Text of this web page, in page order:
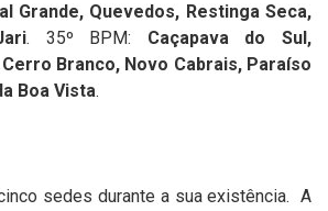
Grande, Quevedos, Restinga Seca,
. 35º BPM: Caçapava do Sul,
Branco, Novo Cabrais, Paraíso
Boa Vista.
sedes durante a sua existência. A